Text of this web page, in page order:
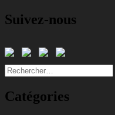
Suivez-nous
Rechercher :
Catégories